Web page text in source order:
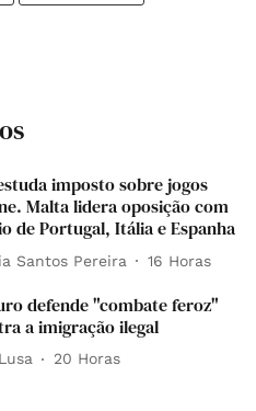
imposto sobre jogos
Malta lidera oposição com
de Portugal, Itália e Espanha
Santos Pereira 16 Horas
defende "combate feroz"
a imigração ilegal
20 Horas